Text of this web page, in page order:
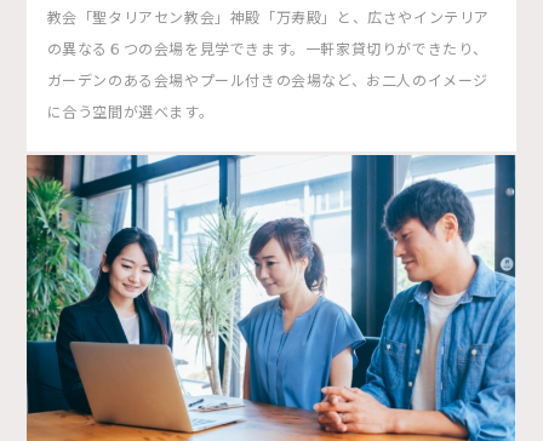
教会「聖タリアセン教会」神殿「万寿殿」と、広さやインテリア
の異なる６つの会場を見学できます。一軒家貸切りができたり、
ガーデンのある会場やプール付きの会場など、お二人のイメージ
に合う空間が選べます。